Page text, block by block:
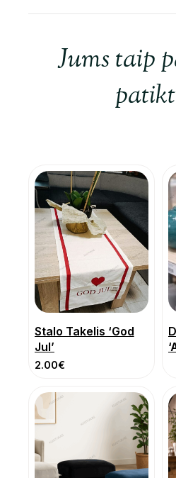
Jums taip
Stalo Takelis ‘God
Jul’
2.00€